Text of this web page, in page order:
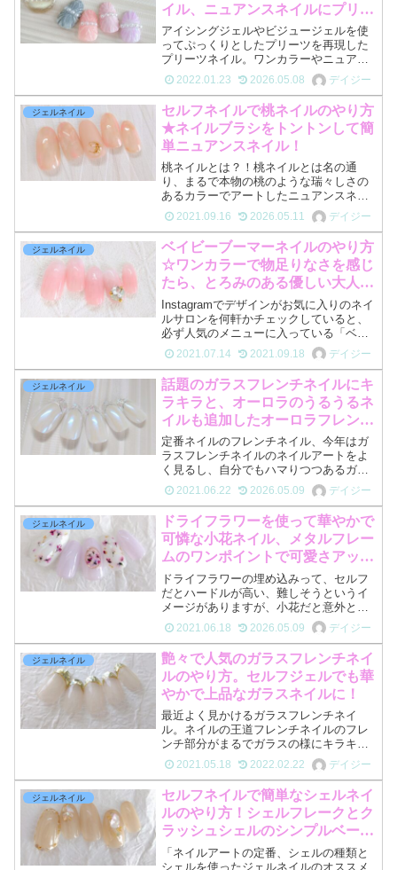
イル、ニュアンスネイルにプリー
ツを重ねて可愛めネイルに。
アイシングジェルやビジュージェルを使
ってぷっくりとしたプリーツを再現した
プリーツネイル。ワンカラーやニュアン
スネイル、オーロラネイルなど既存のア
ートに追加するだけで、雰囲気がガラッ
と変わります！マーメイドネイルなどセ
ルフネイルでは少しハード...
2022.01.23 2026.05.08 デイジー
ジェルネイル
セルフネイルで桃ネイルのやり方
★ネイルブラシをトントンして簡
単ニュアンスネイル！
桃ネイルとは？！桃ネイルとは名の通
り、まるで本物の桃のような瑞々しさの
あるカラーでアートしたニュアンスネイ
ル。水滴アートで立体感を出し更に本物
感を醸し出すネイルも流行りですね。薄
いピーチピンクや濃いめのピンクを使っ
て、自分好みや肌馴染みの良...
2021.09.16 2026.05.11 デイジー
ジェルネイル
ベイビーブーマーネイルのやり方
☆ワンカラーで物足りなさを感じ
たら、とろみのある優しい大人グ
ラデーションに挑戦！
Instagramでデザインがお気に入りのネイ
ルサロンを何軒かチェックしていると、
必ず人気のメニューに入っている「ベイ
ビーブーマー」ネイル。見つける度に気
になる気になる〜何か惹きつけられるネ
イルアートなのです。美しいもの可愛い
ものを見ると、...
2021.07.14 2021.09.18 デイジー
ジェルネイル
話題のガラスフレンチネイルにキ
ラキラと、オーロラのうるうるネ
イルも追加したオーロラフレン
チ、セルフジェルネイルのやり方
定番ネイルのフレンチネイル、今年はガ
ラスフレンチネイルのネイルアートをよ
く見るし、自分でもハマりつつあるガラ
スフレンチ。前回ネイルアートしたガラ
スフレンチのやり方をアレンジして、オ
ーロラのうるうるネイルも加えたキラキ
ラのガラスフレンチ、オー...
2021.06.22 2026.05.09 デイジー
ジェルネイル
ドライフラワーを使って華やかで
可憐な小花ネイル、メタルフレー
ムのワンポイントで可愛さアッ
プ！
ドライフラワーの埋め込みって、セルフ
だとハードルが高い、難しそうというイ
メージがありますが、小花だと意外と簡
単に埋め込む事ができます！確かに大き
い花、例えば紫陽花だと埋め込む時に浮
いてきたりしますが、2〜3ミリの小花は
浮きもなく貼り付きやす...
2021.06.18 2026.05.09 デイジー
ジェルネイル
艶々で人気のガラスフレンチネイ
ルのやり方。セルフジェルでも華
やかで上品なガラスネイルに！
最近よく見かけるガラスフレンチネイ
ル。ネイルの王道フレンチネイルのフレ
ンチ部分がまるでガラスの様にキラキラ
と輝くこのネイル、色んなガラスフレン
チの写真を見てシンプルでカワイイ、ネ
イルアートをやってみたいなぁと思いま
した！昔はフレンチ用のホワ...
2021.05.18 2022.02.22 デイジー
ジェルネイル
セルフネイルで簡単なシェルネイ
ルのやり方！シェルフレークとク
ラッシュシェルのシンプルベージ
ュの控えめ大人ネイル
「ネイルアートの定番、シェルの種類と
シェルを使ったジェルネイルのオススメ